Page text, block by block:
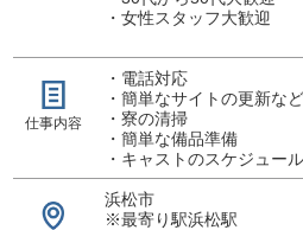
・女性スタッフ大歓迎
仕事内容
・電話対応
・簡単なサイトの更新な
・寮の清掃
・簡単な備品準備
・キャストのスケジュー
浜松市
※最寄り駅浜松駅